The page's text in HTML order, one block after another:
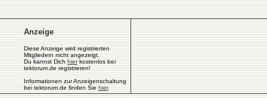
Anzeige
Diese Anzeige wird registrierten
Mitgliedern nicht angezeigt.
Du kannst Dich hierkostenlos bei
tektorum.de registrieren!
Informationen zur Anzeigenschaltung
bei tektorum.de finden Sie hier.